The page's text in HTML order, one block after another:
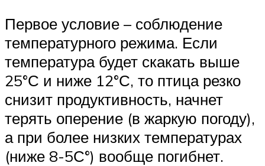
Первое условие – соблюдение
температурного режима. Если
температура будет скакать выше
25°С и ниже 12°С, то птица резко
снизит продуктивность, начнет
терять оперение (в жаркую погоду),
а при более низких температурах
(ниже 8-5С°) вообще погибнет.